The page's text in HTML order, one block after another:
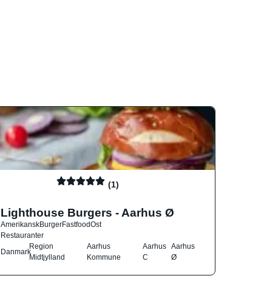
(1)
Lighthouse Burgers - Aarhus Ø
AmerikanskBurgerFastfoodOst
Restauranter
Danmark
Region
Midtjylland
Aarhus
Kommune
Aarhus
C
Aarhus
Ø